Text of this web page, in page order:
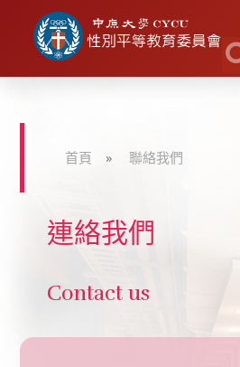
首頁 » 聯絡我們
連絡我們
Contact us